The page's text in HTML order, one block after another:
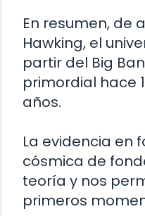
En resumen, de
Hawking, el
partir del Big
primordial hace
años.
La evidencia en
cósmica de
teoría y nos
primeros